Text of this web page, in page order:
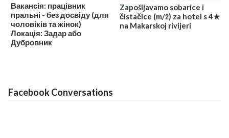
Вакансія: працівник
пральні - без досвіду (для
чоловіків та жінок)
Локація: Задар або
Дубровник
Zapošljavamo sobarice i
čistačice (m/ž) za hotel s 4★
na Makarskoj rivijeri
Facebook Conversations